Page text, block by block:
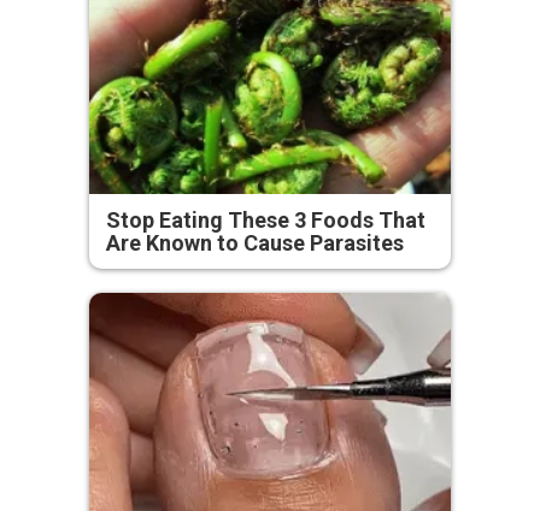
Stop Eating These 3 Foods That
Are Known to Cause Parasites